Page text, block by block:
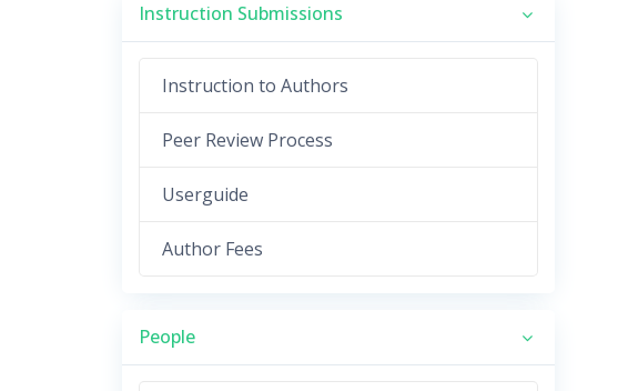
Instruction Submissions
Instruction to Authors
Peer Review Process
Userguide
Author Fees
People